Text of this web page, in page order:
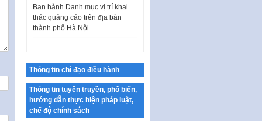
thác quảng cáo trên địa bàn
thành phố Hà Nội
Kế hoạch Tổ chức Cuộc thi
Công bố công khai dự toán kinh
phí xây dựng pháp luật, hoàn
thiện thể chế, chính…
Quy định về nghiên cứu, ứng
Thông tin chỉ đạo điều hành
Thông tin tuyên truyền, phổ biến,
hướng dẫn thực hiện pháp luật,
chế độ chính sách